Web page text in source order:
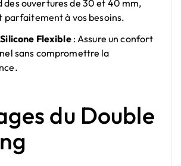
des ouvertures de 30 et 40 mm,
parfaitement à vos besoins.
Flexible: Assure un confort
sans compromettre la
du Double